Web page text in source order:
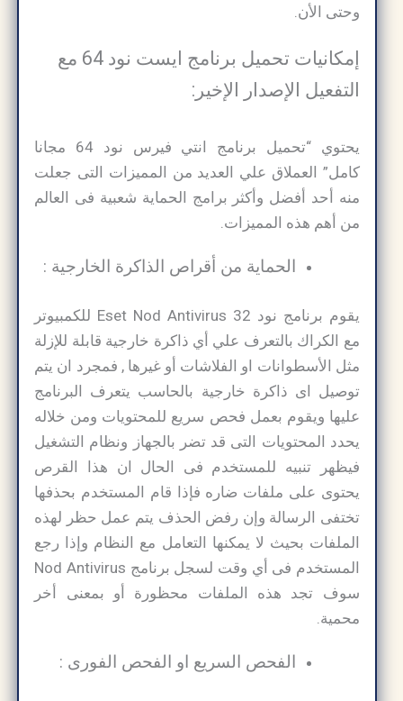
وحتى الأن.
إمكانيات تحميل برنامج ايست نود 64 مع
التفعيل الإصدار الإخير:
يحتوي “تحميل برنامج انتي فيرس نود 64 مجانا
كامل” العملاق علي العديد من المميزات التى جعلت
منه أحد أفضل وأكثر برامج الحماية شعبية فى العالم
من أهم هذه المميزات.
الحماية من أقراص الذاكرة الخارجية :
يقوم برنامج نود 32 Eset Nod Antivirus للكمبيوتر
مع الكراك بالتعرف علي أي ذاكرة خارجية قابلة للإزلة
مثل الأسطوانات او الفلاشات أو غيرها , فمجرد ان يتم
توصيل اى ذاكرة خارجية بالحاسب يتعرف البرنامج
عليها ويقوم بعمل فحص سريع للمحتويات ومن خلاله
يحدد المحتويات التى قد تضر بالجهاز ونظام التشغيل
فيظهر تنبيه للمستخدم فى الحال ان هذا القرص
يحتوى على ملفات ضاره فإذا قام المستخدم بحذفها
تختفى الرسالة وإن رفض الحذف يتم عمل حظر لهذه
الملفات بحيث لا يمكنها التعامل مع النظام وإذا رجع
المستخدم فى أي وقت لسجل برنامج Nod Antivirus
سوف تجد هذه الملفات محظورة أو بمعنى أخر
محمية.
الفحص السريع او الفحص الفورى :